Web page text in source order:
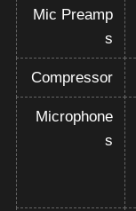
Mic Preamp
s
Compressor
Microphone
s